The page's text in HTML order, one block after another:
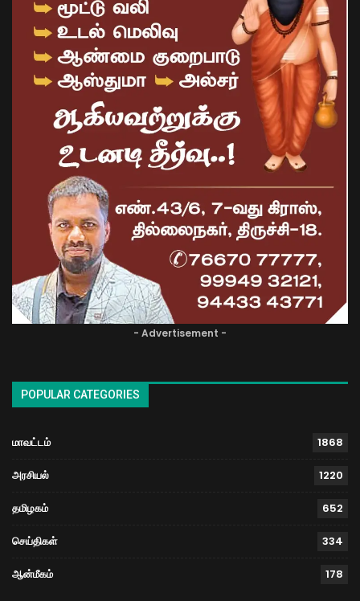
- Advertisement -
POPULAR CATEGORIES
மாவட்டம் 1868
அரசியல் 1220
தமிழகம் 652
செய்திகள் 334
ஆன்மீகம் 178